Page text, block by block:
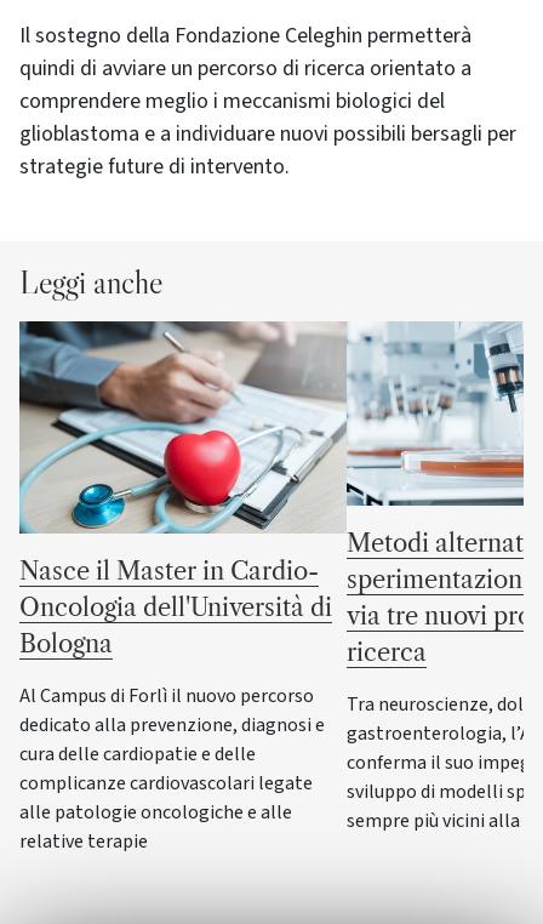
Il sostegno della Fondazione Celeghin permetterà
quindi di avviare un percorso di ricerca orientato a
comprendere meglio i meccanismi biologici del
glioblastoma e a individuare nuovi possibili bersagli per
strategie future di intervento.
Leggi anche
Nasce il Master in Cardio-
Oncologia dell'Università di
Bologna
Al Campus di Forlì il nuovo percorso
dedicato alla prevenzione, diagnosi e
cura delle cardiopatie e delle
complicanze cardiovascolari legate
alle patologie oncologiche e alle
relative terapie
Metodi
via tre nuovi
ricerca
Tra neuroscienze,
gastroenterologia,
conferma il suo
sviluppo di modelli
sempre più vicini alla